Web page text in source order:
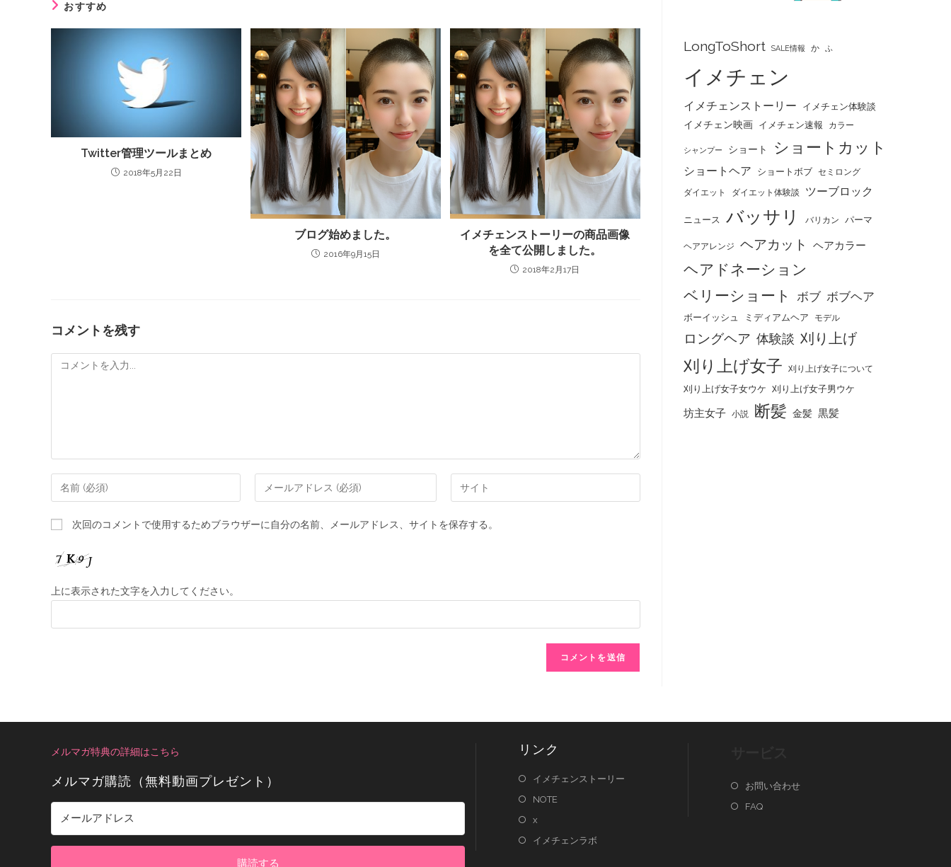
おすすめ
Twitter管理ツールまとめ
2018年5月22日
ブログ始めました。
2016年9月15日
イメチェンストーリーの商品画像
を全て公開しました。
2018年2月17日
コメントを残す
次回のコメントで使用するためブラウザーに自分の名前、メールアドレス、サイトを保存する。
上に表示された文字を入力してください。
LongToShort SALE情報 か ふ
イメチェン
イメチェンストーリー イメチェン体験談
イメチェン映画 イメチェン速報 カラー
シャンプー ショート ショートカット
ショートヘア ショートボブ セミロング
ダイエット ダイエット体験談 ツーブロック
ニュース バッサリ バリカン パーマ
ヘアアレンジ ヘアカット ヘアカラー
ヘアドネーション
ベリーショート
ボブ ボブヘア
ボーイッシュ ミディアムヘア モデル
ロングヘア 体験談 刈り上げ
刈り上げ女子 刈り上げ女子について
刈り上げ女子女ウケ 刈り上げ女子男ウケ
坊主女子 小説 断髪 金髪 黒髪
メルマガ特典の詳細はこちら
メルマガ購読（無料動画プレゼント）
購読する
リンク
イメチェンストーリー
NOTE
x
イメチェンラボ
お問い合わせ
FAQ